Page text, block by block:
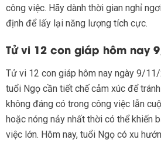
công việc. Hãy dành thời gian nghỉ
định để lấy lại năng lượng tích cực.
Tử vi 12 con giáp hôm nay
Tử vi 12 con giáp hôm nay ngày 9/
tuổi Ngọ cần tiết chế cảm xúc để
không đáng có trong công việc lẫn
hoặc nóng nảy nhất thời có thể khiến
việc lớn. Hôm nay, tuổi Ngọ có xu